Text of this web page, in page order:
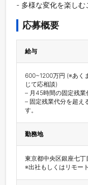
- 多様な変化を楽しむ
応募概要
給与
600~1200万円 (※あく
じて応相談)
– 月45時間の固定残業
– 固定残業代分を超え
す。
勤務地
東京都中央区銀座七
※出社もしくはリモー